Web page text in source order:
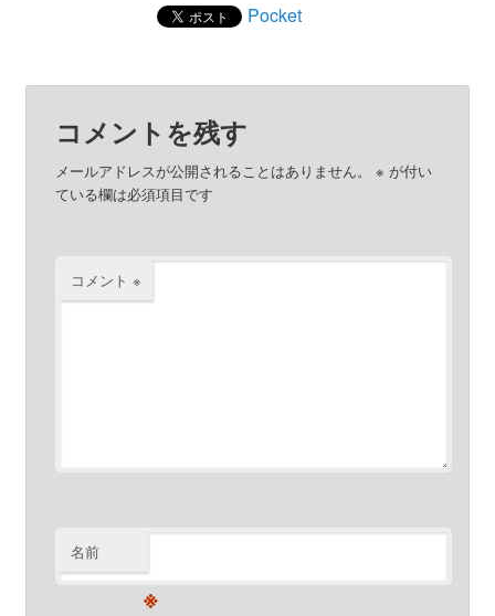
Pocket
コメントを残す
メールアドレスが公開されることはありません。 ※ が付い
ている欄は必須項目です
コメント ※
名前
※